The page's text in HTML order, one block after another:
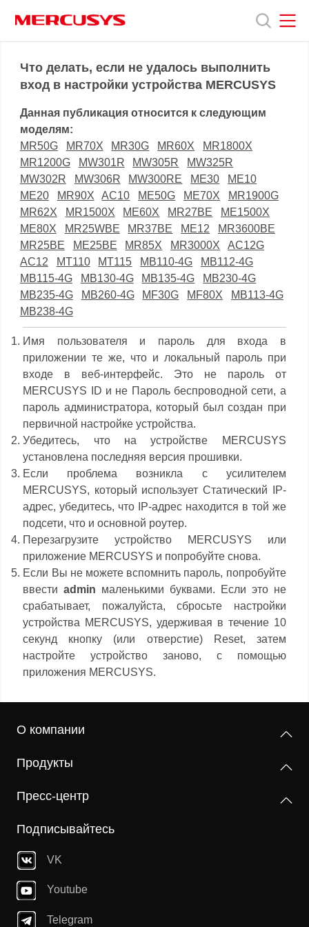
navigation
Продукты
нас
Что делать, если не удалось выполнить
вход в настройки устройства MERCUSYS
Данная публикация относится к следующим
моделям:
MR50G
MR70X MR30G MR60X
MR1800X
MR1200G
MW301R MW305R
MW325R
MW302R
MW306R MW300RE ME30
ME10
ME20
MR90X AC10 ME50G ME70X
MR1900G
MR62X
MR1500X ME60X MR27BE
ME1500X
ME80X
MR25WBE MR37BE ME12
MR3600BE
MR25BE
ME25BE MR85X MR3000X
AC12G
AC12
MT110 MT115 MB110-4G
MB112-4G
MB115-4G
MB130-4G MB135-4G
MB230-4G
MB235-4G
MB260-4G MF30G MF80X
MB113-4G
MB238-4G
Имя пользователя и пароль для входа в
приложении те же, что и локальный пароль при
входе в веб-интерфейс. Это не пароль от
MERCUSYS ID и не Пароль беспроводной сети, а
пароль администратора, который был создан при
первичной настройке устройства.
Убедитесь, что на устройстве MERCUSYS
установлена последняя версия прошивки.
Если проблема возникла с усилителем
MERCUSYS, который использует Статический IP-
адрес, убедитесь, что IP-адрес находится в той же
подсети, что и основной роутер.
Перезагрузите устройство MERCUSYS или
приложение MERCUSYS и попробуйте снова.
Если Вы не можете вспомнить пароль, попробуйте
ввестиadmin маленькими буквами. Если это не
срабатывает, пожалуйста, сбросьте настройки
устройства MERCUSYS, удерживая в течение 10
секунд кнопку (или отверстие) Reset, затем
настройте устройство заново, с помощью
приложения MERCUSYS.
О компании
Продукты
Пресс-центр
Подписывайтесь
VK
Youtube
Telegram